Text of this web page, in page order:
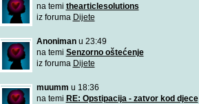
na temi thearticlesolutions
iz foruma Dijete
Anonimanu 23:49
na temi Senzorno oštećenje
iz foruma Dijete
muumm u 18:36
na temi RE: Opstipacija - zatvor kod djece